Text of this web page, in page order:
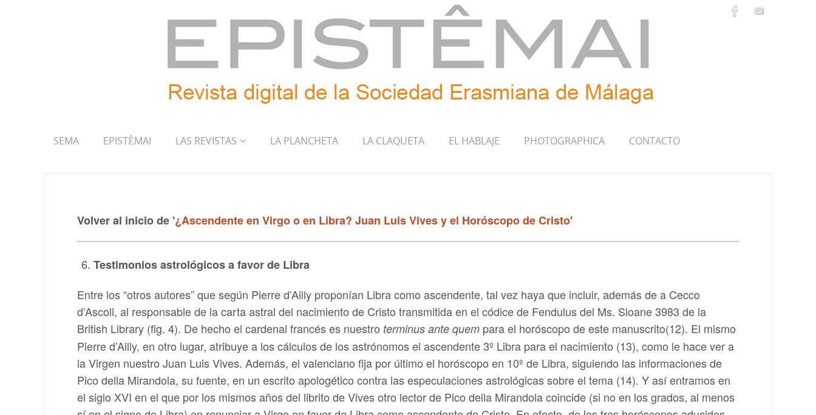
SEMA EPISTÊMAI LAS REVISTAS LA PLANCHETA LA CLAQUETA EL HABLAJE PHOTOGRAPHICA CONTACTO
Volver al inicio de '¿Ascendente en Virgo o en Libra? Juan Luis Vives y el Horóscopo de Cristo'
Testimonios astrológicos a favor de Libra
Entre los “otros autores” que según Pierre d’Ailly proponían Libra como ascendente, tal vez haya que incluir, además de a Cecco
d’Ascoli, al responsable de la carta astral del nacimiento de Cristo transmitida en el códice de Fendulus del Ms. Sloane 3983 de la
British Library (fig. 4). De hecho el cardenal francés es nuestro terminus ante quem para el horóscopo de este manuscrito(12). El mismo
Pierre d’Ailly, en otro lugar, atribuye a los cálculos de los astrónomos el ascendente 3º Libra para el nacimiento (13), como le hace ver a
la Virgen nuestro Juan Luis Vives. Además, el valenciano fija por último el horóscopo en 10º de Libra, siguiendo las informaciones de
Pico della Mirandola, su fuente, en un escrito apologético contra las especulaciones astrológicas sobre el tema (14). Y así entramos en
el siglo XVI en el que por los mismos años del librito de Vives otro lector de Pico della Mirandola coincide (si no en los grados, al menos